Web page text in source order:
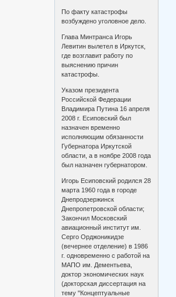
По факту катастрофы
возбуждено уголовное дело.
Глава Минтранса Игорь
Левитин вылетел в Иркутск,
где возглавит работу по
выяснению причин
катастрофы.
Указом президента
Российской Федерации
Владимира Путина 16 апреля
2008 г. Есиповский был
назначен временно
исполняющим обязанности
Губернатора Иркутской
области, а в ноябре 2008 года
был назначен губернатором.
Игорь Есиповский родился 28
марта 1960 года в городе
Днепродзержинск
Днепропетровской области;
Закончил Московский
авиационный институт им.
Серго Орджоникидзе
(вечернее отделение) в 1986
г. одновременно с работой на
МАПО им. Дементьева,
доктор экономических наук
(докторская диссертация на
тему "Концептуальные